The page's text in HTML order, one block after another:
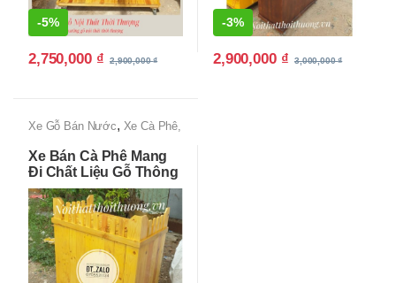
-5%
2,750,000 ₫ 2,900,000₫
-3%
2,900,000 ₫ 3,000,000₫
Xe Gỗ Bán Nước, Xe Cà Phê,
Xe Bán Cà Phê Mang
Đi Chất Liệu Gỗ Thông
Giá Rẻ